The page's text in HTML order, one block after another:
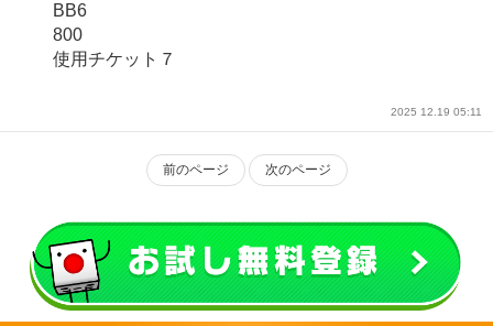
BB6
800
使用チケット７
2025 12.19 05:11
前のページ 次のページ